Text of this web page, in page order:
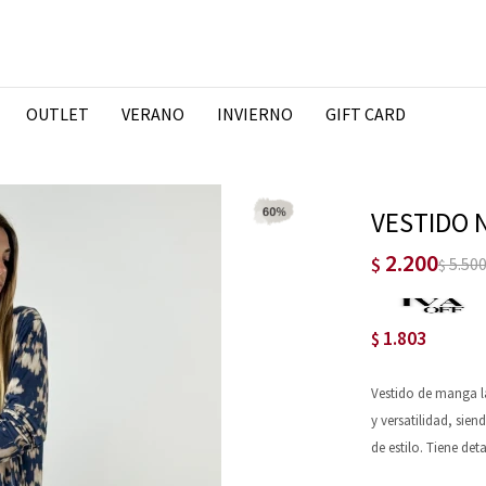
OUTLET VERANO INVIERNO GIFT CARD
VESTIDO
$ 2.200$5.500
$ 1.803
Vestido de manga
y versatilidad,
de estilo. Tiene